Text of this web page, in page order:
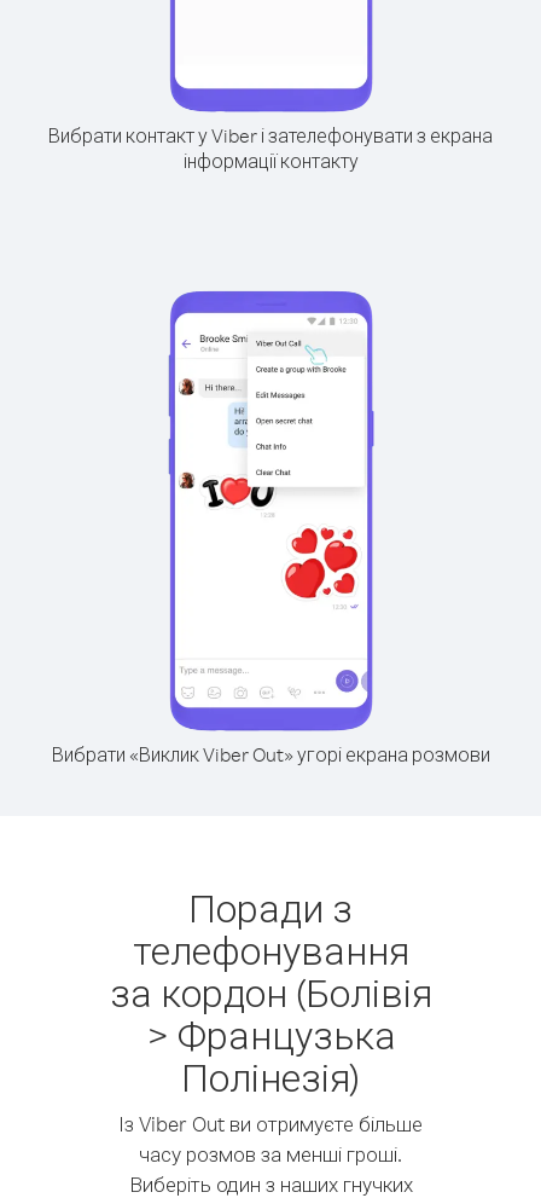
Вибрати контакт у Viber і зателефонувати з екрана
інформації контакту
Вибрати «Виклик Viber Out» угорі екрана розмови
Поради з
телефонування
за кордон (Болівія
> Французька
Полінезія)
Із Viber Out ви отримуєте більше
часу розмов за менші гроші.
Виберіть один з наших гнучких